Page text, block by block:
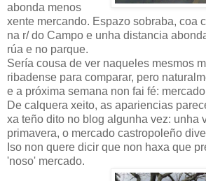
abonda menos
xente mercando. Espazo sobraba, coa
na r/ do Campo e unha distancia
rúa e no parque.
Sería cousa de ver naqueles mesmos
ribadense para comparar, pero
e a próxima semana non fai fé:
De calquera xeito, as apariencias
xa teño dito no blog algunha vez: unha
primavera, o mercado castropoleño
Iso non quere dicir que non haxa que
'noso' mercado.